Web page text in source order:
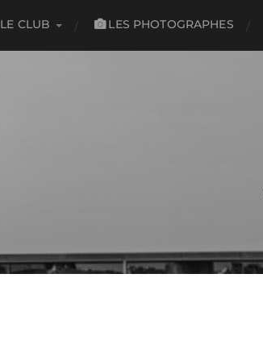
LE CLUB LES PHOTOGRAPHES